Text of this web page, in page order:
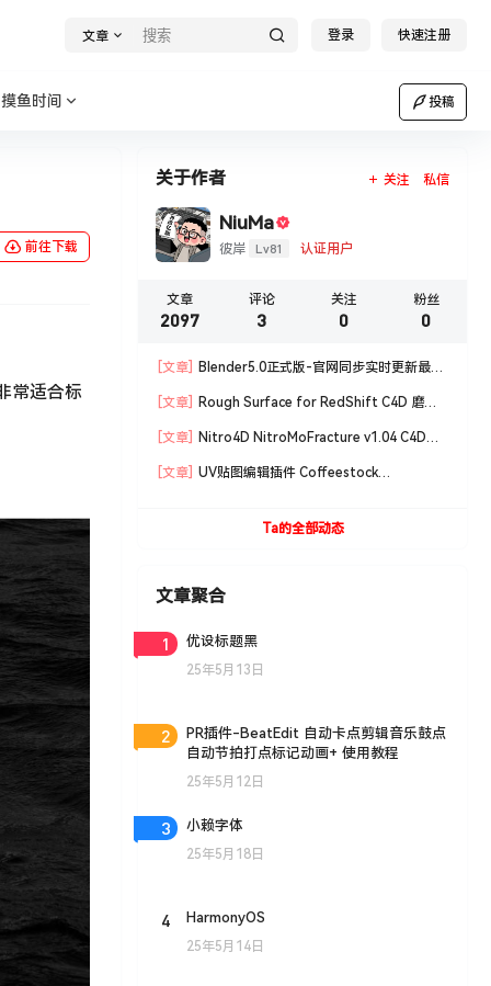
文章 登录 快速注册
摸鱼时间 投稿
前往下载
常适合标
关于作者 关注 私信
NiuMa
彼岸 Lv81 认证用户
文章
2097
评论
3
关注
0
粉丝
0
[文章]
Blender5.0正式版-官网同步实时更新最新
[文章]
Rough Surface for RedShift C4D 磨损
[文章]
Nitro4D NitroMoFracture v1.04 C4D插
[文章]
UV贴图编辑插件 Coffeestock
Ta的全部动态
文章聚合
1 优设标题黑
25年5月13日
2
PR插件-BeatEdit 自动卡点剪辑音乐鼓点
自动节拍打点标记动画+ 使用教程
25年5月12日
3 小赖字体
25年5月18日
4 HarmonyOS
25年5月14日